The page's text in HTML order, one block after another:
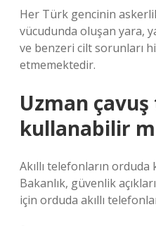
Her Türk gencinin
vücudunda oluşan yara,
ve benzeri cilt sorunları
etmemektedir.
Uzman
kullanabilir
Akıllı telefonların orduda
Bakanlık, güvenlik
için orduda akıllı